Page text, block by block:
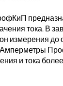
тока. В
измерения
и тока